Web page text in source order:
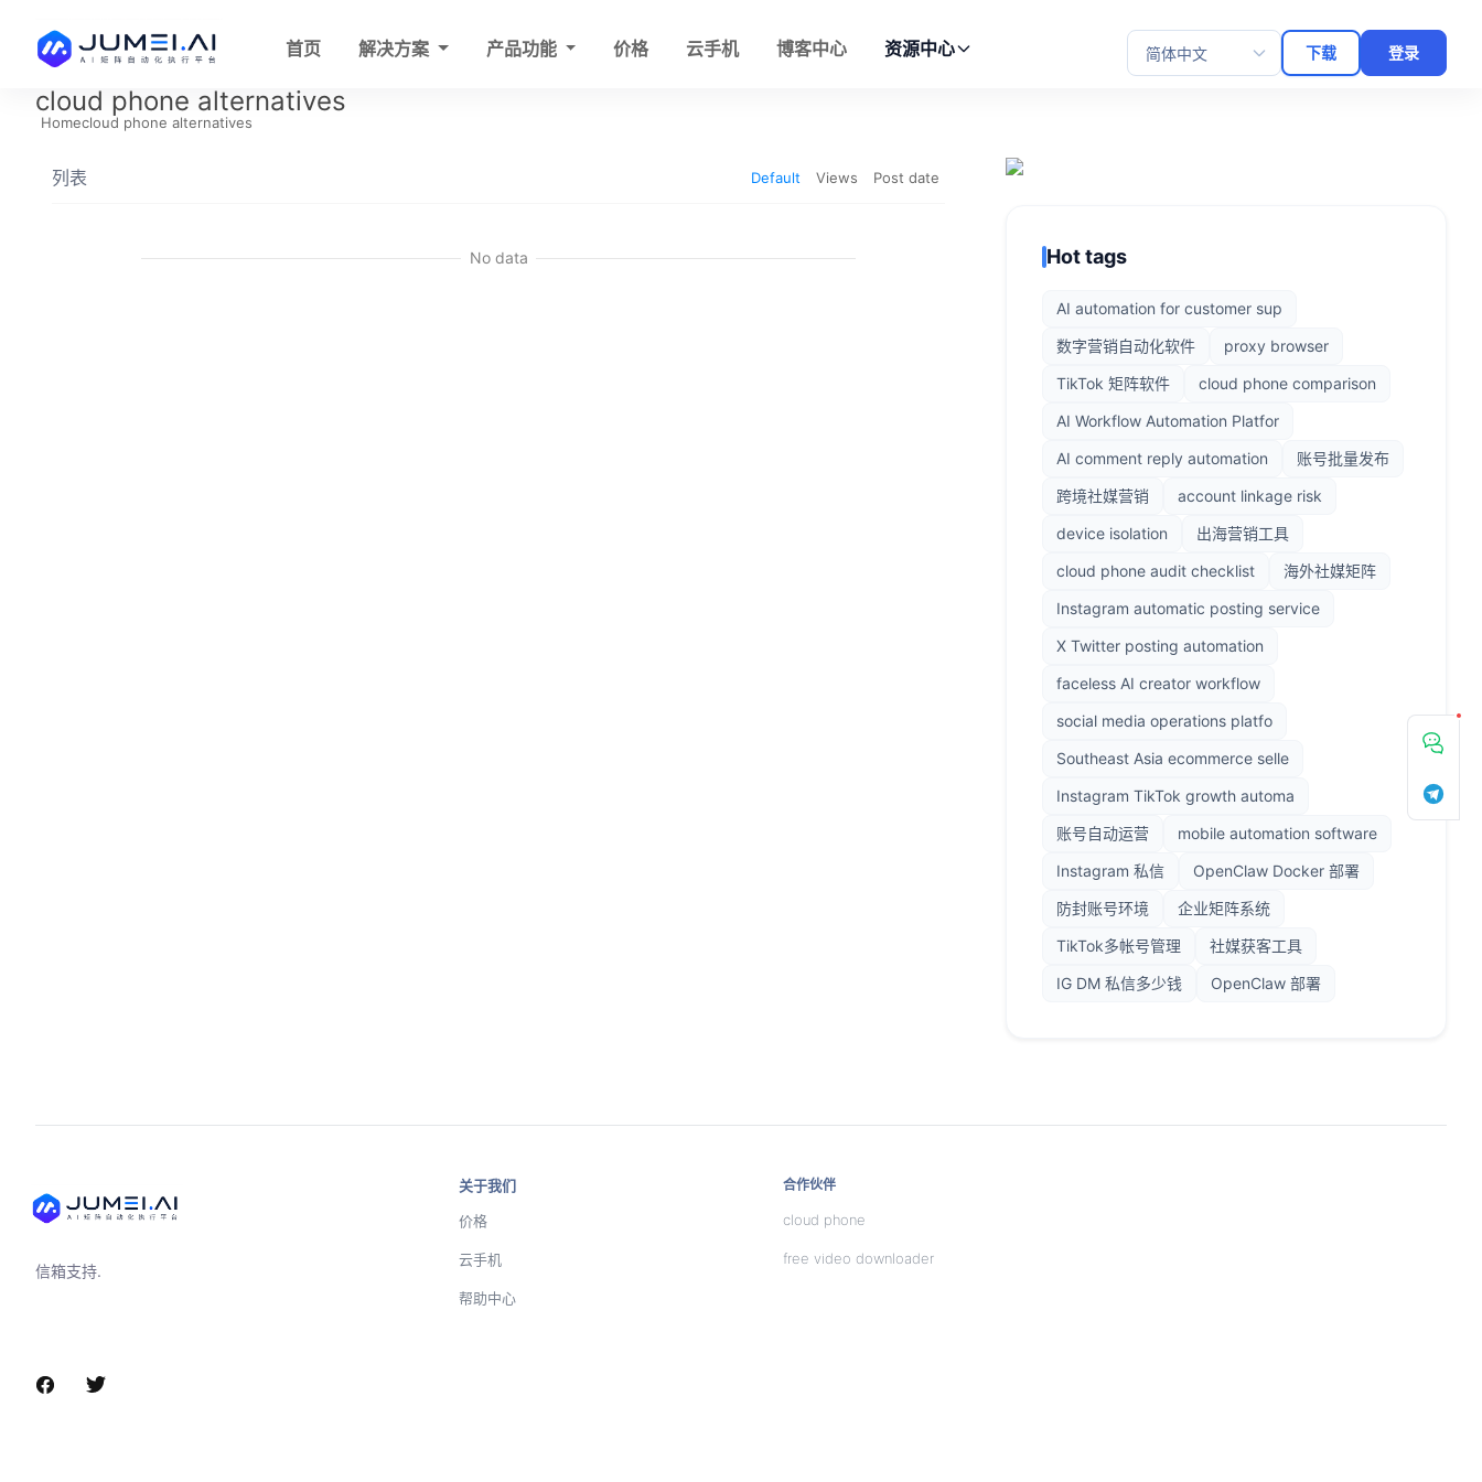
首页 解决方案 产品功能 价格 云手机 博客中心 资源中心
选择语言
下载 登录
cloud phone alternatives
Homecloud phone alternatives
列表 Default Views Post date
No data Hot tags
AI automation for customer sup
数字营销自动化软件
proxy browser
TikTok 矩阵软件
cloud phone comparison
AI Workflow Automation Platfor
AI comment reply automation
账号批量发布
跨境社媒营销
account linkage risk
device isolation
出海营销工具
cloud phone audit checklist
海外社媒矩阵
Instagram automatic posting service
X Twitter posting automation
faceless AI creator workflow
social media operations platfo
Southeast Asia ecommerce selle
Instagram TikTok growth automa
账号自动运营
mobile automation software
Instagram 私信
OpenClaw Docker 部署
防封账号环境
企业矩阵系统
TikTok多帐号管理
社媒获客工具
IG DM 私信多少钱
OpenClaw 部署
信箱支持.
关于我们
价格
云手机
帮助中心
合作伙伴
cloud phone
free video downloader